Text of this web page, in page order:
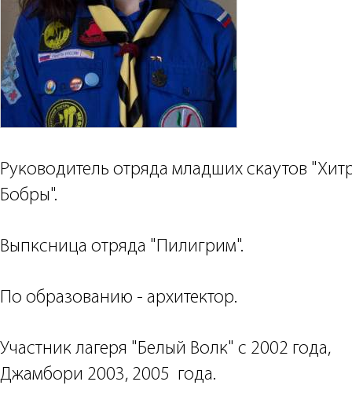
Руководитель отряда младших скаутов
Бобры".
Выпксница отряда "Пилигрим".
По образованию - архитектор.
Участник лагеря "Белый Волк" с 2002 года,
Джамбори 2003, 2005 года.